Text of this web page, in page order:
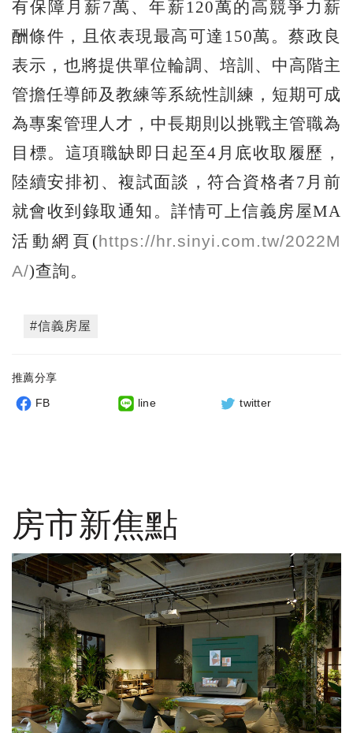
有保障月薪7萬、年薪120萬的高競爭力薪
酬條件，且依表現最高可達150萬。蔡政良
表示，也將提供單位輪調、培訓、中高階主
管擔任導師及教練等系統性訓練，短期可成
為專案管理人才，中長期則以挑戰主管職為
目標。這項職缺即日起至4月底收取履歷，
陸續安排初、複試面談，符合資格者7月前
就會收到錄取通知。詳情可上信義房屋MA
活動網頁(https://hr.sinyi.com.tw/2022M
A/)查詢。
#信義房屋
推薦分享
FB line twitter
房市新焦點